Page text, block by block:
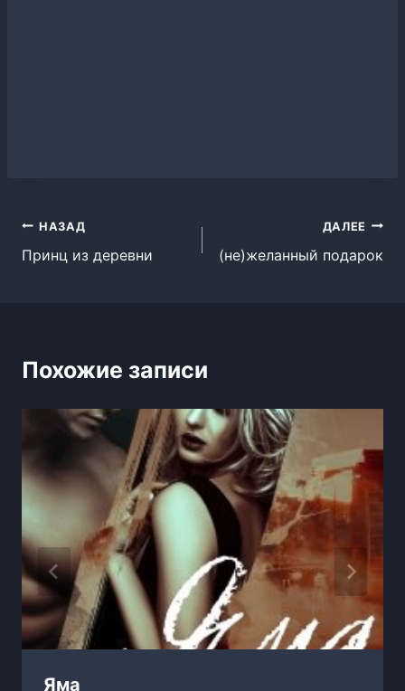
Навигация
по
НАЗАД
Принц из деревни
ДАЛЕЕ
(не)желанный подарок
Похожие записи
Яма